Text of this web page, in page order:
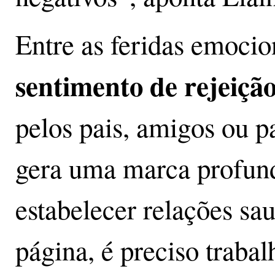
Entre as feridas
sentimento de
pelos pais, amigos ou
gera uma marca
estabelecer relações
página, é preciso